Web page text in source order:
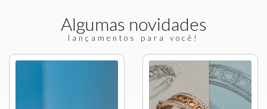
Algumas novidades
lançamentos para você!